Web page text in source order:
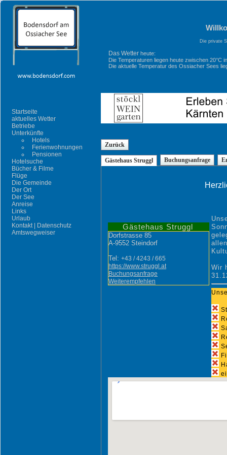
Die private
Das Wetter heute:
Die Temperaturen liegen heute zwischen 20°C
Die aktuelle Temperatur des Ossiacher Sees
Startseite
aktuelles Wetter
Betriebe
Unterkünfte
Hotels
Ferienwohnungen
Pensionen
Hotelsuche
Bücher & Filme
Flüge
Die Gemeinde
Der Ort
Der See
Anreise
Links
Urlaub
Kontakt | Datenschutz
Amtswegweiser
Zurück
Gästehaus Struggl Buchungsanfrage
Gästehaus Struggl
Dorfstrasse 85
A-9552 Steindorf
Tel: +43 / 4243 / 665
https://www.struggl.at
Buchungsanfrage
Weiterempfehlen
Wir